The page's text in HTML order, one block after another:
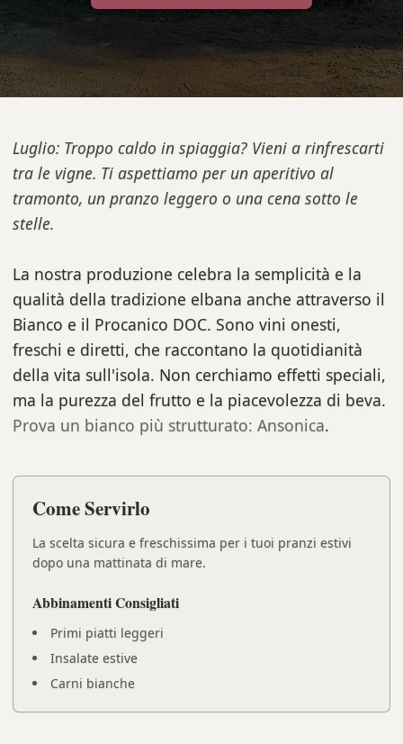
Luglio: Troppo caldo in spiaggia? Vieni a rinfrescarti
tra le vigne. Ti aspettiamo per un aperitivo al
tramonto, un pranzo leggero o una cena sotto le
stelle.
La nostra produzione celebra la semplicità e la
qualità della tradizione elbana anche attraverso il
Bianco e il Procanico DOC. Sono vini onesti,
freschi e diretti, che raccontano la quotidianità
della vita sull'isola. Non cerchiamo effetti speciali,
ma la purezza del frutto e la piacevolezza di beva.
Prova un bianco più strutturato: Ansonica.
Come Servirlo
La scelta sicura e freschissima per i tuoi pranzi estivi
dopo una mattinata di mare.
Abbinamenti Consigliati
Primi piatti leggeri
Insalate estive
Carni bianche